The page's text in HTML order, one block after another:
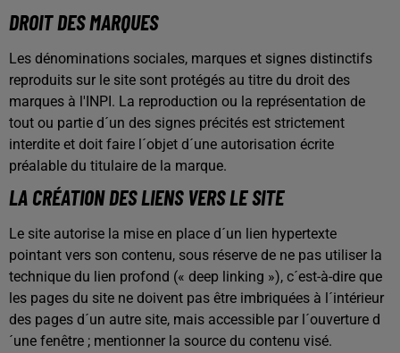
DROIT DES MARQUES
Les dénominations sociales, marques et signes distinctifs
reproduits sur le site sont protégés au titre du droit des
marques à l'INPI. La reproduction ou la représentation de
tout ou partie d´un des signes précités est strictement
interdite et doit faire l´objet d´une autorisation écrite
préalable du titulaire de la marque.
LA CRÉATION DES LIENS VERS LE SITE
Le site autorise la mise en place d´un lien hypertexte
pointant vers son contenu, sous réserve de ne pas utiliser la
technique du lien profond (« deep linking »), c´est-à-dire que
les pages du site ne doivent pas être imbriquées à l´intérieur
des pages d´un autre site, mais accessible par l´ouverture d
´une fenêtre ; mentionner la source du contenu visé.